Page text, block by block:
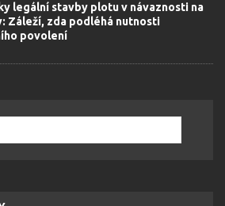
legální stavby plotu v návaznosti na
Záleží, zda podléhá nutnosti
povolení